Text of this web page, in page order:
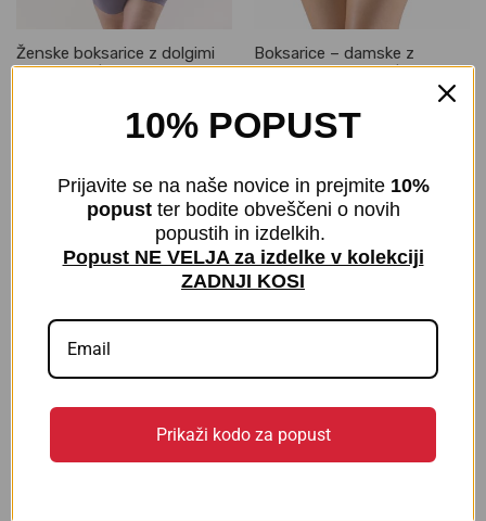
Ženske boksarice z dolgimi
Boksarice – damske z
€24,00 z DDV
Hlačke s širšim pasom |
Hipster hlačke | 80% Eco
10% POPUST
Prijavite se na naše novice in prejmite 10%
popust ter bodite obveščeni o novih
popustih in izdelkih.
Popust NE VELJA za izdelke v kolekciji
ZADNJI KOSI
Prikaži kodo za popust